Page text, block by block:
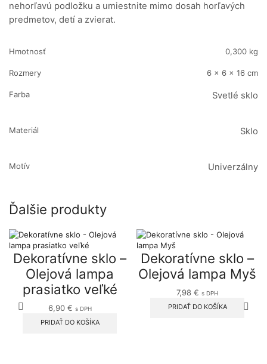
nehorľavú podložku a umiestnite mimo dosah horľavých
predmetov, detí a zvierat.
Hmotnosť 0,300 kg
Rozmery 6 × 6 × 16 cm
Farba Svetlé sklo
Materiál Sklo
Motív Univerzálny
Ďalšie produkty
Dekoratívne sklo –
Olejová lampa
prasiatko veľké
6,90 € s DPH
PRIDAŤ DO KOŠÍKA
Dekoratívne sklo –
Olejová lampa Myš
7,98 € s DPH
PRIDAŤ DO KOŠÍKA